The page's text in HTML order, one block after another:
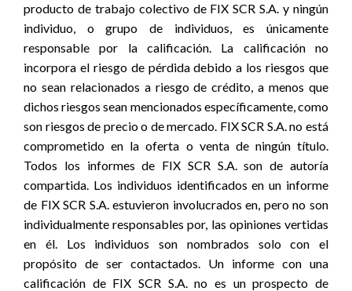
producto de trabajo colectivo de FIX SCR S.A. y ningún
individuo, o grupo de individuos, es únicamente
responsable por la calificación. La calificación no
incorpora el riesgo de pérdida debido a los riesgos que
no sean relacionados a riesgo de crédito, a menos que
dichos riesgos sean mencionados específicamente, como
son riesgos de precio o de mercado. FIX SCR S.A. no está
comprometido en la oferta o venta de ningún título.
Todos los informes de FIX SCR S.A. son de autoría
compartida. Los individuos identificados en un informe
de FIX SCR S.A. estuvieron involucrados en, pero no son
individualmente responsables por, las opiniones vertidas
en él. Los individuos son nombrados solo con el
propósito de ser contactados. Un informe con una
calificación de FIX SCR S.A. no es un prospecto de